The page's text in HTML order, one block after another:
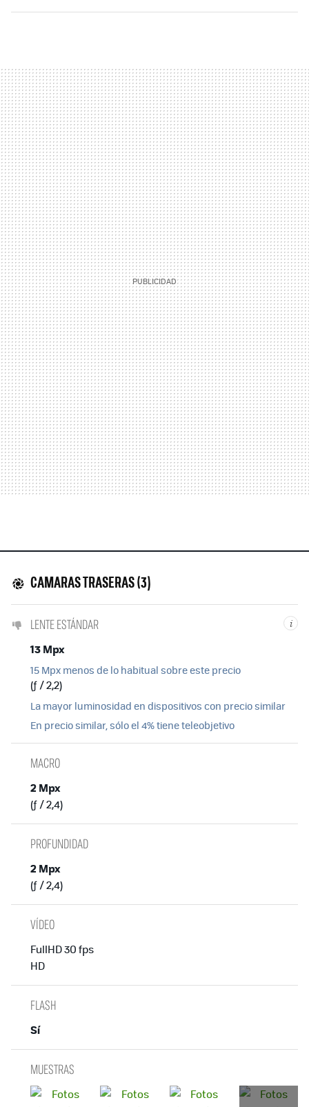
CAMARAS TRASERAS (3)
i
LENTE ESTÁNDAR
13 Mpx
15 Mpx menos de lo habitual sobre este precio
(ƒ / 2,2)
La mayor luminosidad en dispositivos con precio similar
En precio similar, sólo el 4% tiene teleobjetivo
MACRO
2 Mpx
(ƒ / 2,4)
PROFUNDIDAD
2 Mpx
(ƒ / 2,4)
VÍDEO
FullHD 30 fps
HD
FLASH
Sí
MUESTRAS